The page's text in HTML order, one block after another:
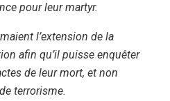
pour leur martyr.
l’extension de la
afin qu’il puisse enquêter
de leur mort, et non
terrorisme.